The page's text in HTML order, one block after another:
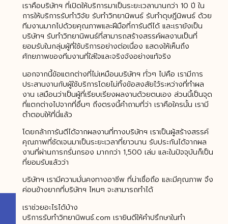
เราคือบริษัทฯ ที่เปิดให้บริการมาเป็นระยะเวลานานกว่า 10 ปี ใน
การให้บริการรับทำวิจัย รับทำวิทยานิพนธ์ รับทำดุษฎีนิพนธ์ ด้วย
ทีมงานมากไปด้วยคุณภาพและฝีมือที่การันตีได้ และเรายังเป็น
บริษัทฯ รับทำวิทยานิพนธ์ที่สามารถสร้างสรรค์ผลงานเป็นที่
ยอมรับในกลุ่มผู้ที่ใช้บริการอย่างต่อเนื่อง แสดงให้เห็นถึง
ศักยภาพของทีมงานที่ใส่ใจและจริงจังอย่างแท้จริง
นอกจากนี้ข้อแตกต่างที่ไม่เหมือนบริษัทฯ ทั่วๆ ไปคือ เรามีการ
ประสานงานกับผู้ใช้บริการโดยไม่ทิ้งข้อสงสัยไว้ระหว่างที่ทำผล
งาน เสมือนว่าเป็นผู้ที่เรียบเรียงผลงานด้วยตนเอง ส่วนนี้เป็นจุด
ที่แตกต่างไปจากที่อื่นๆ ถึงตรงนี้คำถามที่ว่า เราคือใครนั้น เรามี
ตำตอบให้ที่นี่แล้ว
โดยกล้าการันตีได้จากผลงานที่ทางบริษัทฯ เราเป็นผู้สร้างสรรค์
คุณภาพที่ชัดเจนมาเป็นระยะเวลาที่ยาวนาน รับประกันได้จากผล
งานที่ผ่านการกรั่นกรอง มากกว่า 1,500 เล่ม และในปัจจุบันก็เป็น
ที่ยอมรับแล้วว่า
บริษัทฯ เรามีความมั่นคงทางอาชีพ ที่น่าเชื่อถึอ และมีคุณภาพ จึง
ค่อนข้างยากที่บริษัทฯ ไหนๆ จะสามารถทำได้
เราช่วยอะไรได้บ้าง
บริการรับทำวิทยานิพนธ์.com เรายินดีให้คำปรึกษาในทำ